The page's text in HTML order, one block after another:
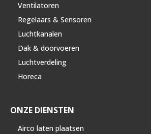
Ventilatoren
Regelaars & Sensoren
Luchtkanalen
Dak & doorvoeren
Luchtverdeling
Horeca
ONZE DIENSTEN
Airco laten plaatsen